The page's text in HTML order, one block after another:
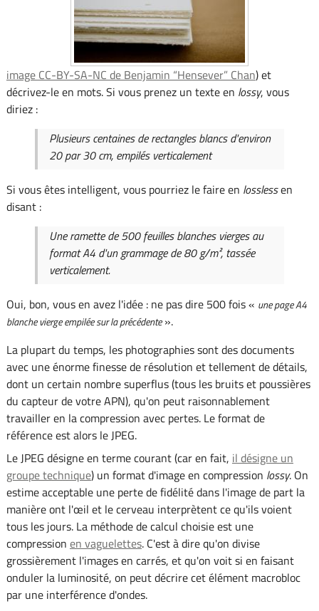
image CC-BY-SA-NC de Benjamin “Hensever” Chan) et
décrivez-le en mots. Si vous prenez un texte en lossy, vous
diriez :
Plusieurs centaines de rectangles blancs d'environ
20 par 30 cm, empilés verticalement
Si vous êtes intelligent, vous pourriez le faire en losslessen
disant :
Une ramette de 500 feuilles blanches vierges au
format A4 d'un grammage de 80 g/m², tassée
verticalement.
Oui, bon, vous en avez l'idée : ne pas dire 500 fois « une page A4
blanche vierge empilée sur la précédente».
La plupart du temps, les photographies sont des documents
avec une énorme finesse de résolution et tellement de détails,
dont un certain nombre superflus (tous les bruits et poussières
du capteur de votre APN), qu'on peut raisonnablement
travailler en la compression avec pertes. Le format de
référence est alors le JPEG.
Le JPEG désigne en terme courant (car en fait, il désigne un
groupe technique) un format d'image en compression lossy. On
estime acceptable une perte de fidélité dans l'image de part la
manière ont l'œil et le cerveau interprètent ce qu'ils voient
tous les jours. La méthode de calcul choisie est une
compression en vaguelettes. C'est à dire qu'on divise
grossièrement l'images en carrés, et qu'on voit si en faisant
onduler la luminosité, on peut décrire cet élément macrobloc
par une interférence d'ondes.